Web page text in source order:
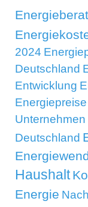
2024
Deutschland
Entwicklung
Unternehmen
Deutschland
Haushalt
Energie